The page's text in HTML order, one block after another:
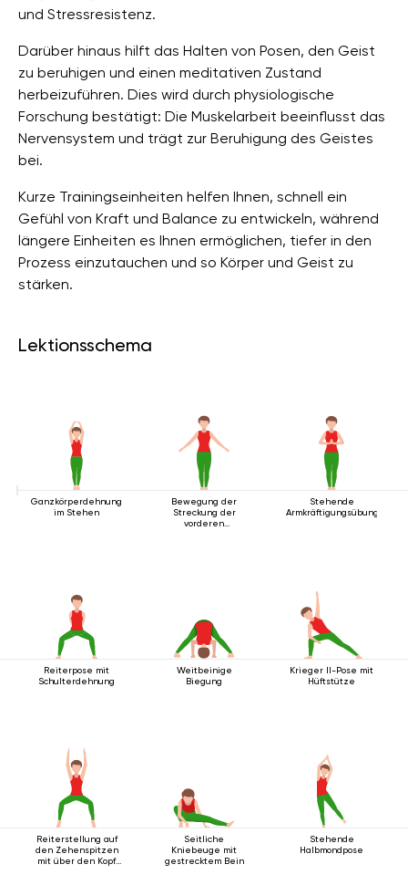
und Stressresistenz.
Darüber hinaus hilft das Halten von Posen, den Geist
zu beruhigen und einen meditativen Zustand
herbeizuführen. Dies wird durch physiologische
Forschung bestätigt: Die Muskelarbeit beeinflusst das
Nervensystem und trägt zur Beruhigung des Geistes
bei.
Kurze Trainingseinheiten helfen Ihnen, schnell ein
Gefühl von Kraft und Balance zu entwickeln, während
längere Einheiten es Ihnen ermöglichen, tiefer in den
Prozess einzutauchen und so Körper und Geist zu
stärken.
Lektionsschema
Ganzkörperdehnung
im Stehen
Bewegung der
Streckung der
vorderen
Stehende
Armkräftigungsübung
Reiterpose mit
Schulterdehnung
Weitbeinige
Biegung
Krieger II-Pose mit
Hüftstütze
Reiterstellung auf
den Zehenspitzen
mit über den Kopf
Seitliche
Kniebeuge mit
gestrecktem Bein
Stehende
Halbmondpose